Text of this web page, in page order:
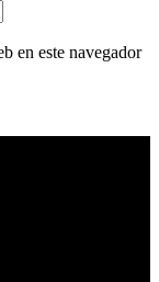
en este navegador